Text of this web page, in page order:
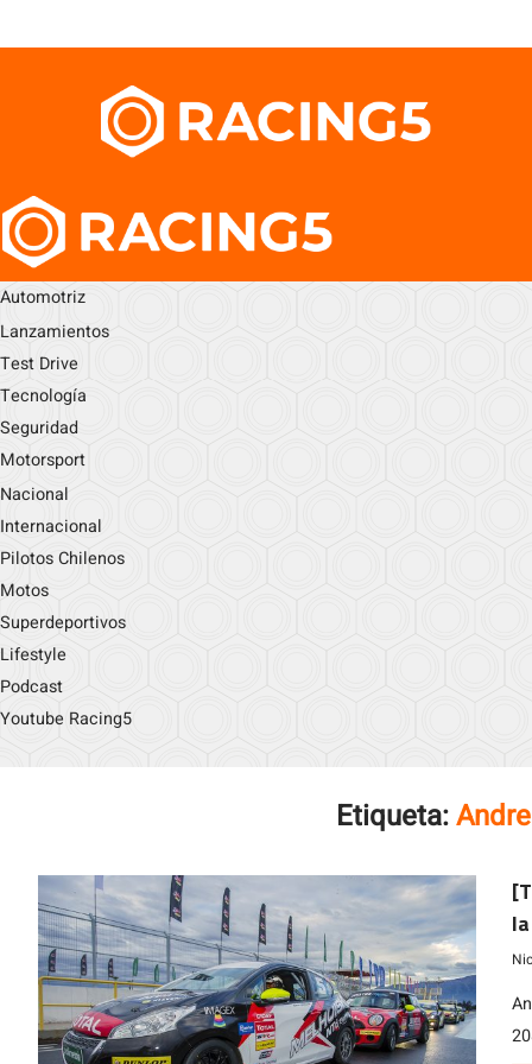
Automotriz
Lanzamientos
Test Drive
Tecnología
Seguridad
Motorsport
Nacional
Internacional
Pilotos Chilenos
Motos
Superdeportivos
Lifestyle
Podcast
Youtube Racing5
Etiqueta: